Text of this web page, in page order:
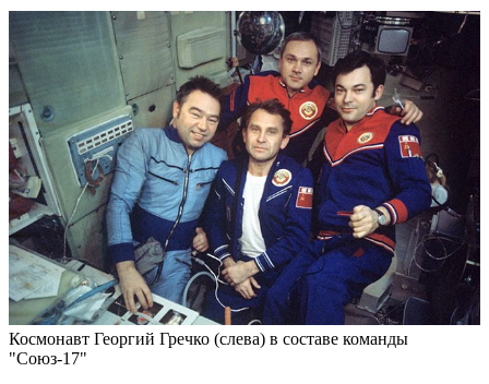
Космонавт Георгий Гречко (слева) в составе команды
"Союз-17"